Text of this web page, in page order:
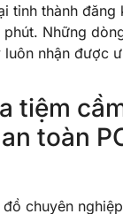
tỉnh thành
phút. Những
nhận được
tiệm
toàn
chuyên